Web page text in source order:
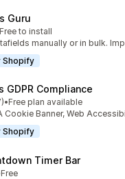
Guru
Free to install
manually or in bulk.
Shopify
GDPR Compliance
•Free plan available
Cookie Banner, Web
Shopify
Timer Bar
Free